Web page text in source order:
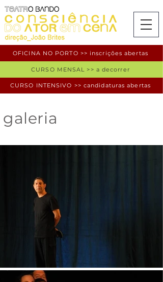
OFICINA NO PORTO >> inscrições abertas
CURSO INTENSIVO >> candidaturas abertas
CURSO MENSAL >> a decorrer
galeria